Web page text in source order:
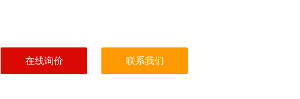
在线询价 联系我们